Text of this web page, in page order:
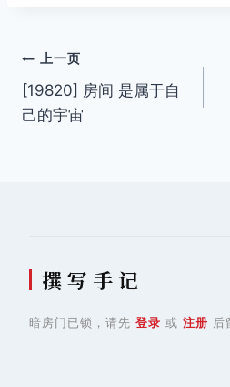
文
章
上一页
[19820] 房间 是属于自
己的宇宙
撰 写 手 记
暗房门已锁，请先 登录 或 注册 后